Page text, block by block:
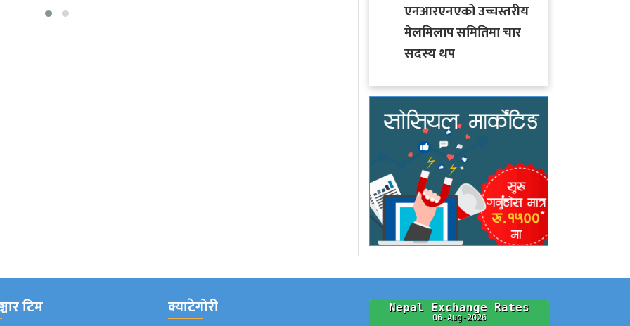
एनआरएनएको उच्चस्तरीय
मेलमिलाप समितिमा चार
सदस्य थप
टिम क्याटेगोरी